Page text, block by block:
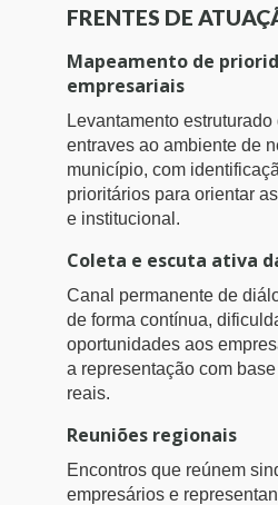
FRENTES DE
Mapeamento de
empresariais
Levantamento
entraves ao ambiente de
município, com
prioritários para orientar
e institucional.
Coleta e escuta ativa
Canal permanente de
de forma contínua,
oportunidades aos
a representação com
reais.
Reuniões regionais
Encontros que reúnem
empresários e